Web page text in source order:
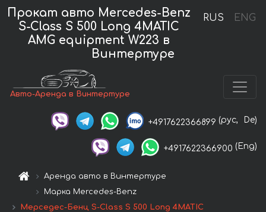
RUS ENG
Прокат авто Mercedes-Benz
S-Class S 500 Long 4MATIC
AMG equipment W223 в
Винтертуре
Авто-Аренда в Винтертуре
+4917622366899 (рус, De)
+4917622366900 (Eng)
Аренда авто в Винтертуре
Марка Mercedes-Benz
Мерседес-Бенц S-Class S 500 Long 4MATIC